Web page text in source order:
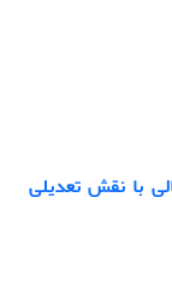
با نقش تعدیلی